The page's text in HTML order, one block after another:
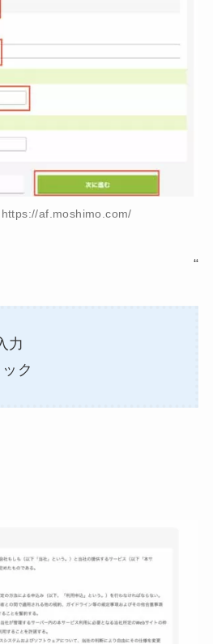
https://af.moshimo.com/
“
力
ク